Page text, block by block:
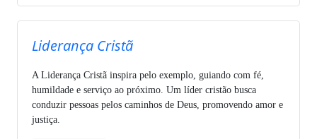
Liderança Cristã
A Liderança Cristã inspira pelo exemplo, guiando com fé,
humildade e serviço ao próximo. Um líder cristão busca
conduzir pessoas pelos caminhos de Deus, promovendo amor e
justiça.